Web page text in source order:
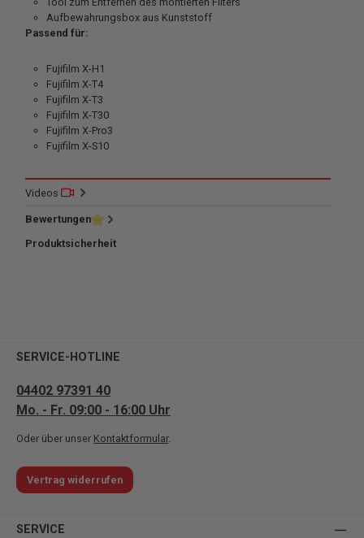
Aufbewahrungsbox aus Kunststoff
Passend für:
Fujifilm X-H1
Fujifilm X-T4
Fujifilm X-T3
Fujifilm X-T30
Fujifilm X-Pro3
Fujifilm X-S10
Videos
Bewertungen
Produktsicherheit
SERVICE-HOTLINE
04402 97391 40
Mo. - Fr. 09:00 - 16:00 Uhr
Oder über unser Kontaktformular.
Vertrag widerrufen
SERVICE